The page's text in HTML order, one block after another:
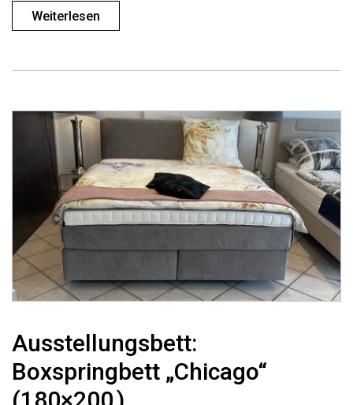
Weiterlesen
Ausstellungsbett:
Boxspringbett „Chicago“